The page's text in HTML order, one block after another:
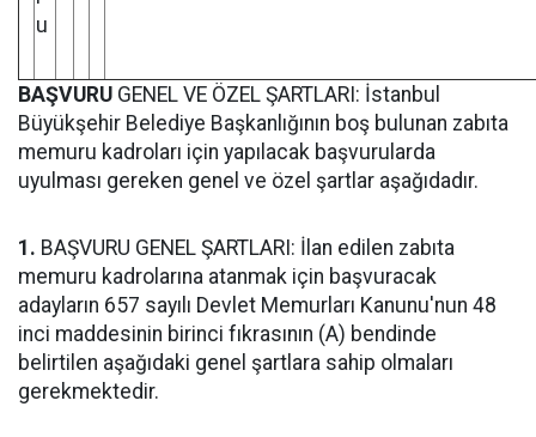
u
BAŞVURU GENEL VE ÖZEL ŞARTLARI: İstanbul
Büyükşehir Belediye Başkanlığının boş bulunan zabıta
memuru kadroları için yapılacak başvurularda
uyulması gereken genel ve özel şartlar aşağıdadır.
1. BAŞVURU GENEL ŞARTLARI: İlan edilen zabıta
memuru kadrolarına atanmak için başvuracak
adayların 657 sayılı Devlet Memurları Kanunu'nun 48
inci maddesinin birinci fıkrasının (A) bendinde
belirtilen aşağıdaki genel şartlara sahip olmaları
gerekmektedir.